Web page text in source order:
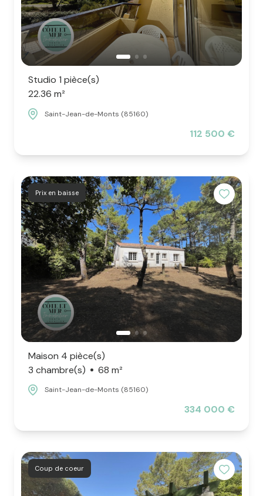
Studio 1 pièce(s)
22.36 m²
Saint-Jean-de-Monts (85160)
112 500 €
Prix en baisse
Maison 4 pièce(s)
3 chambre(s)
68 m²
Saint-Jean-de-Monts (85160)
334 000 €
Coup de coeur